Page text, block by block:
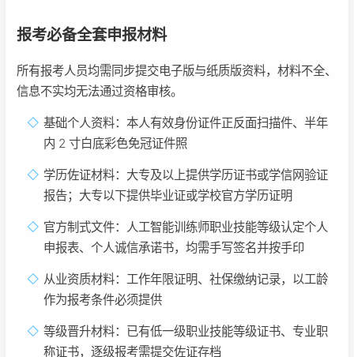
报考必备全套申报材料
所有报考人员均需同步提交电子版与纸质版资料，材料不全、
信息不实均无法通过资格审核。
基础个人资料：本人有效身份证件正反面扫描件、半年
内 2 寸白底彩色免冠证件照
学历佐证材料：大专及以上提供学历证书或学信网验证
报告；大专以下提供毕业证或学校官方学历证明
官方制式文件：人工智能训练师职业技能等级认定个人
申报表、个人诚信承诺书，均需手写签名并按手印
从业资质材料：工作年限证明、社保缴纳记录，以工龄
作为报考条件必须提供
等级晋升材料：已有低一级职业技能等级证书、专业职
称证书，逐级报考需提交佐证存档